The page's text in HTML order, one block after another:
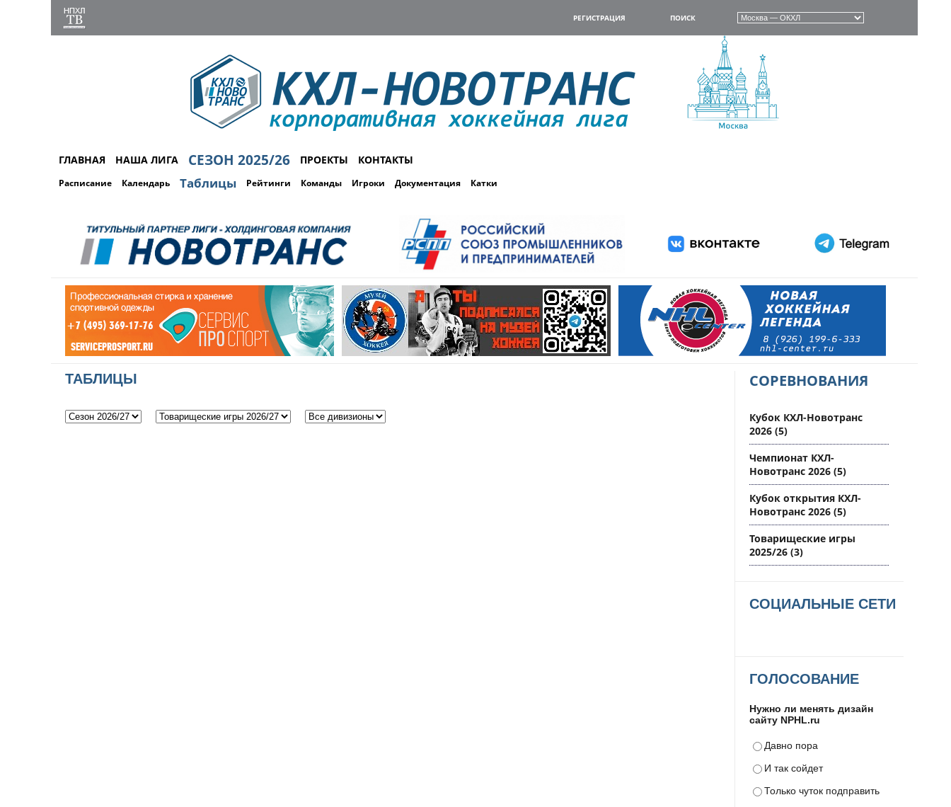
РЕГИСТРАЦИЯ ПОИСК
ГЛАВНАЯ НАША ЛИГА СЕЗОН 2025/26 ПРОЕКТЫ КОНТАКТЫ
Расписание Календарь Таблицы Рейтинги Команды Игроки Документация Катки
ТАБЛИЦЫ СОРЕВНОВАНИЯ
Кубок КХЛ-Новотранс
2026 (5)
Чемпионат КХЛ-
Новотранс 2026 (5)
Кубок открытия КХЛ-
Новотранс 2026 (5)
Товарищеские игры
2025/26 (3)
СОЦИАЛЬНЫЕ СЕТИ
ГОЛОСОВАНИЕ
Нужно ли менять дизайн
сайту NPHL.ru
Давно пора
И так сойдет
Только чуток подправить